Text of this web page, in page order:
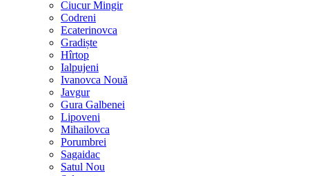
Ciucur Mingir
Codreni
Ecaterinovca
Gradiște
Hîrtop
Ialpujeni
Ivanovca Nouă
Javgur
Gura Galbenei
Lipoveni
Mihailovca
Porumbrei
Sagaidac
Satul Nou